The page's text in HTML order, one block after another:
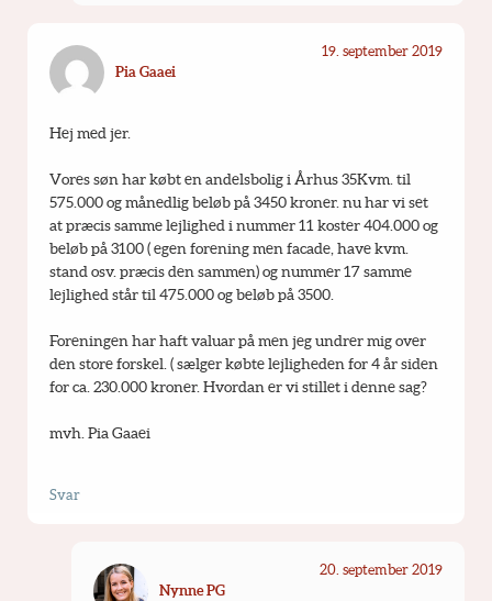
Pia Gaaei
19. september 2019
Hej med jer.
Vores søn har købt en andelsbolig i Århus 35Kvm. til
575.000 og månedlig beløb på 3450 kroner. nu har vi set
at præcis samme lejlighed i nummer 11 koster 404.000 og
beløb på 3100 ( egen forening men facade, have kvm.
stand osv. præcis den sammen) og nummer 17 samme
lejlighed står til 475.000 og beløb på 3500.
Foreningen har haft valuar på men jeg undrer mig over
den store forskel. ( sælger købte lejligheden for 4 år siden
for ca. 230.000 kroner. Hvordan er vi stillet i denne sag?
mvh. Pia Gaaei
Svar
Nynne PG
20. september 2019